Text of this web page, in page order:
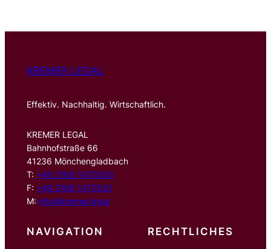
n
KREMER LEGAL
Effektiv. Nachhaltig. Wirtschaftlich.
KREMER LEGAL
Bahnhofstraße 66
41236 Mönchengladbach
T: +49 2166 1470500
F: +49 2166 1470501
M: info@kremer.legal
NAVIGATION RECHTLICHES